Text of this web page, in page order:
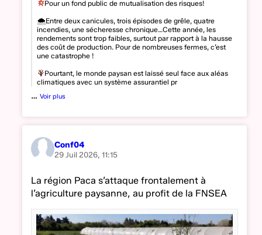
Pour un fond public de mutualisation des risques!
🌨Entre deux canicules, trois épisodes de grêle, quatre
incendies, une sécheresse chronique…Cette année, les
rendements sont trop faibles, surtout par rapport à la hausse
des coût de production. Pour de nombreuses fermes, c’est
une catastrophe !
Pourtant, le monde paysan est laissé seul face aux aléas
climatiques avec un système assurantiel pr
… Voir plus
Conf04
29 Juil 2026, 11:15
La région Paca s’attaque frontalement à
l’agriculture paysanne, au profit de la FNSEA